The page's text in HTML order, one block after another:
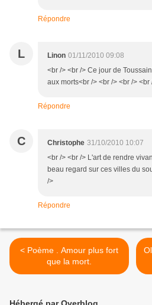
Répondre
L Linon 01/11/2010 09:08
<br /> <br /> Ce jour de
aux morts<br /> <br /> <br /> <br
Répondre
C Christophe 31/10/2010 10:07
<br /> <br /> L'art de rendre
beau regard sur ces villes du
/>
Répondre
< Poème . Amour plus fort
que la mort.